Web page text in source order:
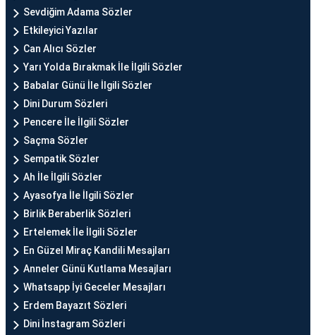
Sevdiğim Adama Sözler
Etkileyici Yazılar
Can Alıcı Sözler
Yarı Yolda Bırakmak İle İlgili Sözler
Babalar Günü İle İlgili Sözler
Dini Durum Sözleri
Pencere İle İlgili Sözler
Saçma Sözler
Sempatik Sözler
Ah İle İlgili Sözler
Ayasofya İle İlgili Sözler
Birlik Beraberlik Sözleri
Ertelemek İle İlgili Sözler
En Güzel Miraç Kandili Mesajları
Anneler Günü Kutlama Mesajları
Whatsapp İyi Geceler Mesajları
Erdem Bayazıt Sözleri
Dini İnstagram Sözleri